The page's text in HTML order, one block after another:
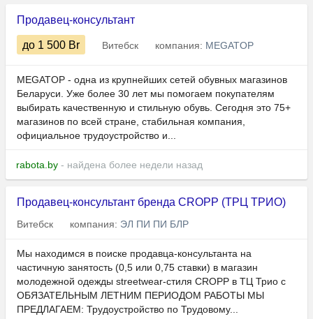
Продавец-консультант
до 1 500 Br Витебск компания: MEGATOP
MEGATOP - одна из крупнейших сетей обувных магазинов
Беларуси. Уже более 30 лет мы помогаем покупателям
выбирать качественную и стильную обувь. Сегодня это 75+
магазинов по всей стране, стабильная компания,
официальное трудоустройство и...
rabota.by - найдена более недели назад
Продавец-консультант бренда CROPP (ТРЦ ТРИО)
Витебск компания: ЭЛ ПИ ПИ БЛР
Мы находимся в поиске продавца-консультанта на
частичную занятость (0,5 или 0,75 ставки) в магазин
молодежной одежды streetwear-стиля CROPP в ТЦ Трио с
ОБЯЗАТЕЛЬНЫМ ЛЕТНИМ ПЕРИОДОМ РАБОТЫ МЫ
ПРЕДЛАГАЕМ: Трудоустройство по Трудовому...